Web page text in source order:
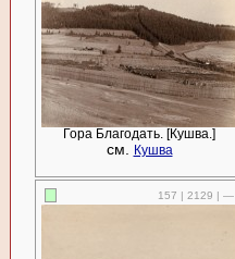
Гора Благодать. [Кушва.]
см. Кушва
157 | 2129 | —